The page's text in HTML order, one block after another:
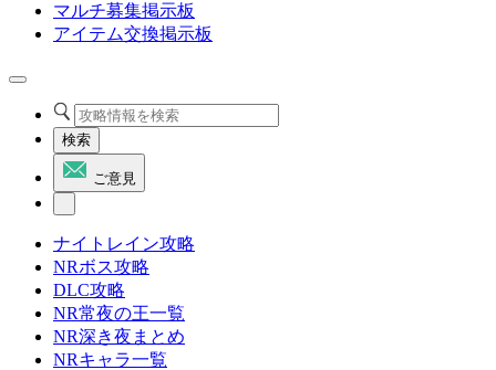
マルチ募集掲示板
アイテム交換掲示板
検索
ご意見
ナイトレイン攻略
NRボス攻略
DLC攻略
NR常夜の王一覧
NR深き夜まとめ
NRキャラ一覧